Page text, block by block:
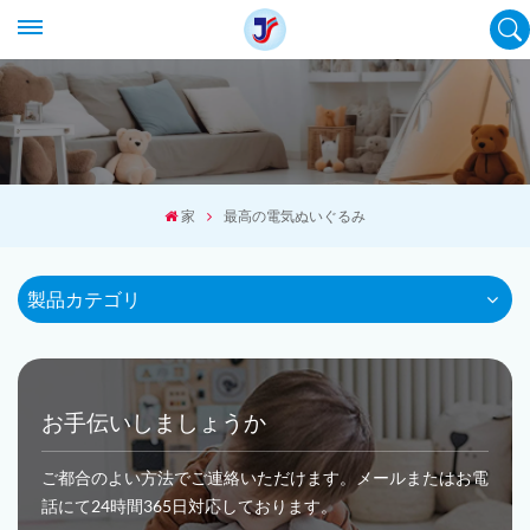
家 最高の電気ぬいぐるみ
製品カテゴリ
お手伝いしましょうか
ご都合のよい方法でご連絡いただけます。メールまたはお電
話にて24時間365日対応しております。